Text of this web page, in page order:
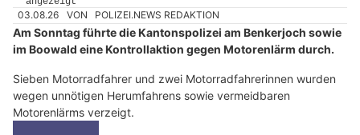
03.08.26 VON POLIZEI.NEWS REDAKTION
Am Sonntag führte die Kantonspolizei am Benkerjoch sowie
im Boowald eine Kontrollaktion gegen Motorenlärm durch.
Sieben Motorradfahrer und zwei Motorradfahrerinnen wurden
wegen unnötigen Herumfahrens sowie vermeidbaren
Motorenlärms verzeigt.